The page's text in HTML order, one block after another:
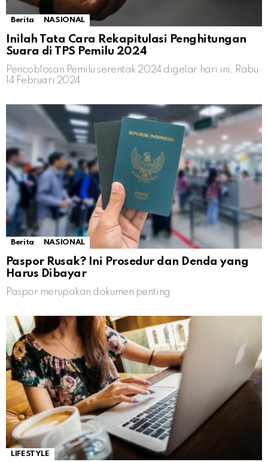
Berita NASIONAL
Inilah Tata Cara Rekapitulasi Penghitungan
Suara di TPS Pemilu 2024
Pencoblosan Pemilu serentak 2024 digelar hari ini, Rabu
14 Februari 2024
Berita NASIONAL
Paspor Rusak? Ini Prosedur dan Denda yang
Harus Dibayar
Paspor merupakan dokumen penting
LIFESTYLE